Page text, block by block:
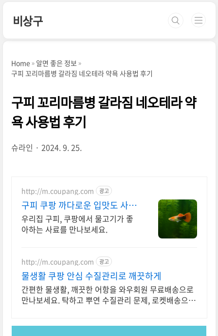
비상구
Home
알면 좋은 정보
구피 꼬리마름병 갈라짐 네오테라 약욕 사용법 후기
구피 꼬리마름병 갈라짐 네오테라 약
욕 사용법 후기
슈라인 2024. 9. 25.
http://m.coupang.com 광고
구피 쿠팡 까다로운 입맛도 사로
잡는
우리집 구피, 쿠팡에서 물고기가 좋
아하는 사료를 만나보세요.
http://m.coupang.com 광고
물생활 쿠팡 안심 수질관리로 깨끗하게
간편한 물생활, 깨끗한 어항을 와우회원 무료배송으로
만나보세요. 탁하고 뿌연 수질관리 문제, 로켓배송으로